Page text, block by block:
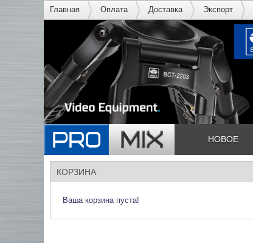
Главная Оплата Доставка Экспорт
НОВОЕ
КОРЗИНА
Ваша корзина пуста!